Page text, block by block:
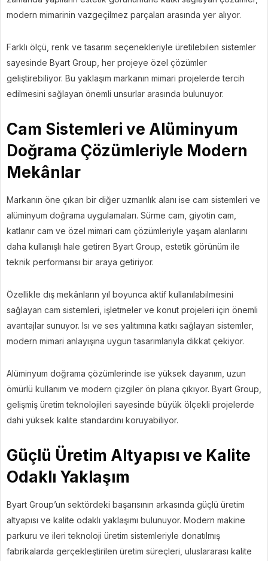
modern mimarinin vazgeçilmez parçaları arasında yer alıyor.
Farklı ölçü, renk ve tasarım seçenekleriyle üretilebilen sistemler
sayesinde Byart Group, her projeye özel çözümler
geliştirebiliyor. Bu yaklaşım markanın mimari projelerde tercih
edilmesini sağlayan önemli unsurlar arasında bulunuyor.
Cam Sistemleri ve Alüminyum
Doğrama Çözümleriyle Modern
Mekânlar
Markanın öne çıkan bir diğer uzmanlık alanı ise cam sistemleri ve
alüminyum doğrama uygulamaları. Sürme cam, giyotin cam,
katlanır cam ve özel mimari cam çözümleriyle yaşam alanlarını
daha kullanışlı hale getiren Byart Group, estetik görünüm ile
teknik performansı bir araya getiriyor.
Özellikle dış mekânların yıl boyunca aktif kullanılabilmesini
sağlayan cam sistemleri, işletmeler ve konut projeleri için önemli
avantajlar sunuyor. Isı ve ses yalıtımına katkı sağlayan sistemler,
modern mimari anlayışına uygun tasarımlarıyla dikkat çekiyor.
Alüminyum doğrama çözümlerinde ise yüksek dayanım, uzun
ömürlü kullanım ve modern çizgiler ön plana çıkıyor. Byart Group,
gelişmiş üretim teknolojileri sayesinde büyük ölçekli projelerde
dahi yüksek kalite standardını koruyabiliyor.
Güçlü Üretim Altyapısı ve Kalite
Odaklı Yaklaşım
Byart Group’un sektördeki başarısının arkasında güçlü üretim
altyapısı ve kalite odaklı yaklaşımı bulunuyor. Modern makine
parkuru ve ileri teknoloji üretim sistemleriyle donatılmış
fabrikalarda gerçekleştirilen üretim süreçleri, uluslararası kalite